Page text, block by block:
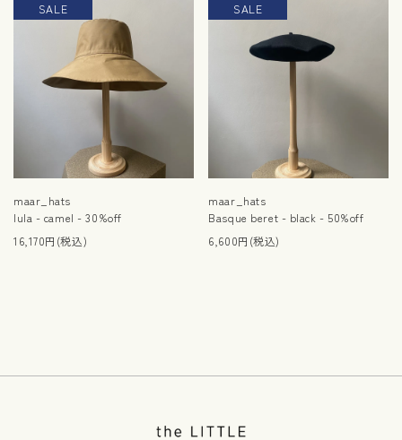
maar_hats
SALE
lula - camel - 30%off
16,170円(税込)
maar_hats
SALE
Basque beret - black - 50%off
6,600円(税込)